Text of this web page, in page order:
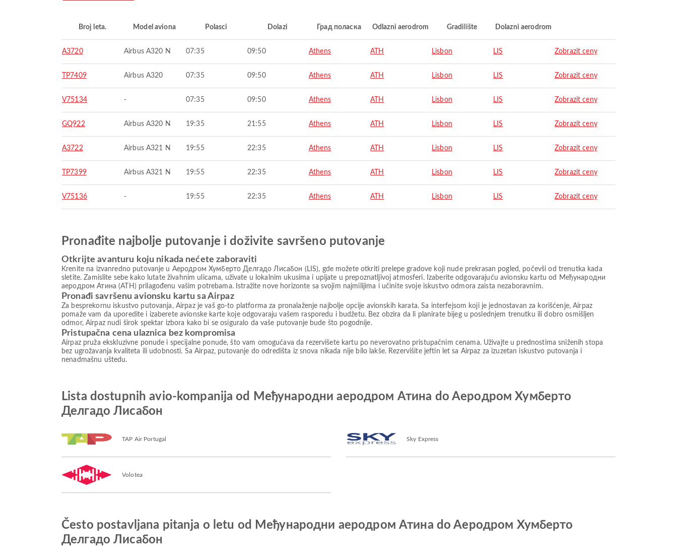
Broj leta. Model aviona Polasci Dolazi Град поласка Odlazni aerodrom Gradilište Dolazni aerodrom
A3720 Airbus A320 N 07:35 09:50 Athens ATH Lisbon LIS Zobrazit ceny
TP7409 Airbus A320 07:35 09:50 Athens ATH Lisbon LIS Zobrazit ceny
V75134 - 07:35 09:50 Athens ATH Lisbon LIS Zobrazit ceny
GQ922 Airbus A320 N 19:35 21:55 Athens ATH Lisbon LIS Zobrazit ceny
A3722 Airbus A321 N 19:55 22:35 Athens ATH Lisbon LIS Zobrazit ceny
TP7399 Airbus A321 N 19:55 22:35 Athens ATH Lisbon LIS Zobrazit ceny
V75136 - 19:55 22:35 Athens ATH Lisbon LIS Zobrazit ceny
Pronađite najbolje putovanje i doživite savršeno putovanje
Otkrijte avanturu koju nikada nećete zaboraviti
Krenite na izvanredno putovanje u Aеродром Хумберто Делгадо Лисабон (LIS), gde možete otkriti prelepe gradove koji nude prekrasan pogled, počevši od trenutka kada
sletite. Zamislite sebe kako lutate živahnim ulicama, uživate u lokalnim ukusima i upijate u prepoznatljivoj atmosferi. Izaberite odgovarajuću avionsku kartu od Међународни
аеродром Атина (ATH) prilagođenu vašim potrebama. Istražite nove horizonte sa svojim najmilijima i učinite svoje iskustvo odmora zaista nezaboravnim.
Pronađi savršenu avionsku kartu sa Airpaz
Za besprekornu iskustvo putovanja, Airpaz je vaš go-to platforma za pronalaženje najbolje opcije avionskih karata. Sa interfejsom koji je jednostavan za korišćenje, Airpaz
pomaže vam da uporedite i izaberete avionske karte koje odgovaraju vašem rasporedu i budžetu. Bez obzira da li planirate bijeg u poslednjem trenutku ili dobro osmišljen
odmor, Airpaz nudi širok spektar izbora kako bi se osiguralo da vaše putovanje bude što pogodnije.
Pristupačna cena ulaznica bez kompromisa
Airpaz pruža ekskluzivne ponude i specijalne ponude, što vam omogućava da rezervišete kartu po neverovatno pristupačnim cenama. Uživajte u prednostima sniženih stopa
bez ugrožavanja kvaliteta ili udobnosti. Sa Airpaz, putovanje do odredišta iz snova nikada nije bilo lakše. Rezervišite jeftin let sa Airpaz za izuzetan iskustvo putovanja i
nenadmašnu uštedu.
Lista dostupnih avio-kompanija od Међународни аеродром Атина do Aеродром Хумберто
Делгадо Лисабон
TAP Air Portugal Sky Express
Volotea
Često postavljana pitanja o letu od Међународни аеродром Атина do Aеродром Хумберто
Делгадо Лисабон